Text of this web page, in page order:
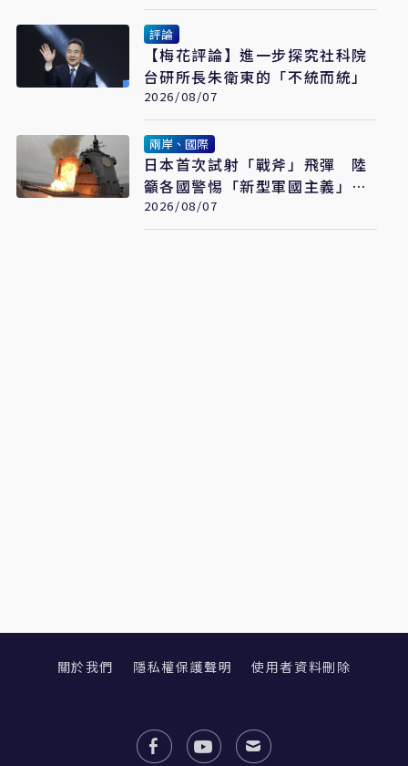
評論
【梅花評論】進一步探究社科院
台研所長朱衛東的「不統而統」
2026/08/07
兩岸、國際
日本首次試射「戰斧」飛彈 陸
籲各國警惕「新型軍國主義」發
展
2026/08/07
關於我們 隱私權保護聲明 使用者資料刪除